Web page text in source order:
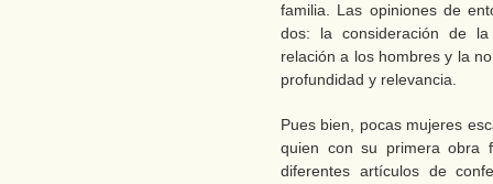
familia. Las opiniones de
dos: la consideración de
relación a los hombres y la
profundidad y relevancia.
Pues bien, pocas mujeres
quien con su primera obra
diferentes artículos de